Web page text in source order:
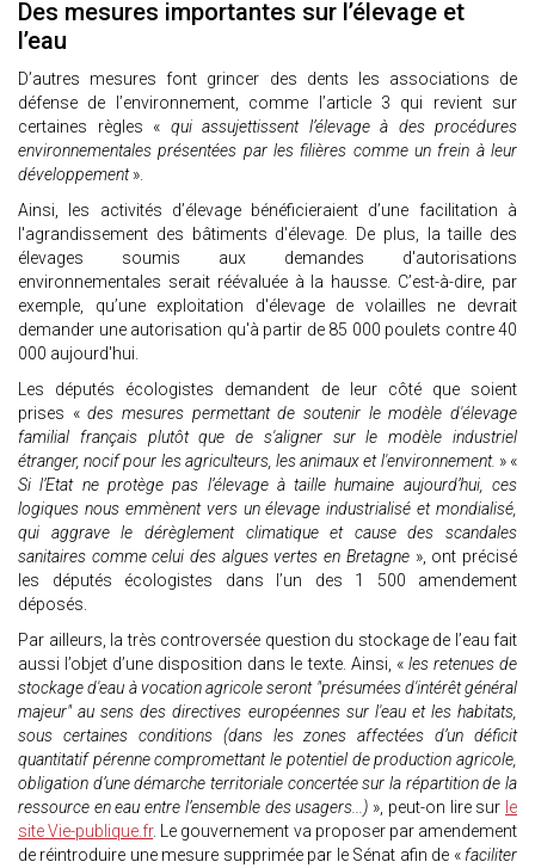
Des mesures importantes sur l’élevage et
l’eau
D’autres mesures font grincer des dents les associations de
défense de l’environnement, comme l’article 3 qui revient sur
certaines règles « qui assujettissent l’élevage à des procédures
environnementales présentées par les filières comme un frein à leur
développement».
Ainsi, les activités d’élevage bénéficieraient d’une facilitation à
l'agrandissement des bâtiments d'élevage. De plus, la taille des
élevages soumis aux demandes d'autorisations
environnementales serait réévaluée à la hausse. C’est-à-dire, par
exemple, qu’une exploitation d'élevage de volailles ne devrait
demander une autorisation qu'à partir de 85 000 poulets contre 40
000 aujourd'hui.
Les députés écologistes demandent de leur côté que soient
prises «des mesures permettant de soutenir le modèle d'élevage
familial français plutôt que de s'aligner sur le modèle industriel
étranger, nocif pour les agriculteurs, les animaux et l'environnement. » «
Si l’Etat ne protège pas l’élevage à taille humaine aujourd’hui, ces
logiques nous emmènent vers un élevage industrialisé et mondialisé,
qui aggrave le dérèglement climatique et cause des scandales
sanitaires comme celui des algues vertes en Bretagne», ont précisé
les députés écologistes dans l’un des 1 500 amendement
déposés.
Par ailleurs, la très controversée question du stockage de l’eau fait
aussi l’objet d’une disposition dans le texte. Ainsi, « les retenues de
stockage d'eau à vocation agricole seront "présumées d'intérêt général
majeur" au sens des directives européennes sur l'eau et les habitats,
sous certaines conditions (dans les zones affectées d’un déficit
quantitatif pérenne compromettant le potentiel de production agricole,
obligation d’une démarche territoriale concertée sur la répartition de la
ressource en eau entre l’ensemble des usagers...) », peut-on lire sur le
site Vie-publique.fr. Le gouvernement va proposer par amendement
de réintroduire une mesure supprimée par le Sénat afin de « faciliter